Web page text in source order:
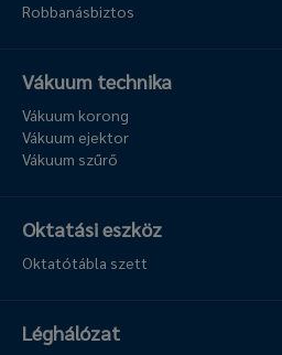
Robbanásbiztos
Vákuum technika
Vákuum korong
Vákuum ejektor
Vákuum szűrő
Oktatási eszköz
Oktatótábla szett
Léghálózat